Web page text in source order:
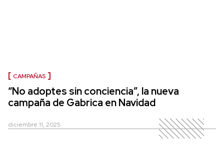
CAMPAÑAS
“No adoptes sin conciencia”, la nueva
campaña de Gabrica en Navidad
diciembre 11, 2025